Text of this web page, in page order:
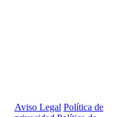
Aviso Legal Política de